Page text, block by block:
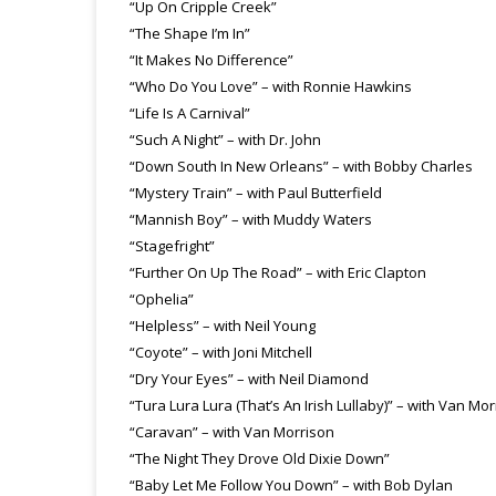
“Up On Cripple Creek”
“The Shape I’m In”
“It Makes No Difference”
“Who Do You Love” – with Ronnie Hawkins
“Life Is A Carnival”
“Such A Night” – with Dr. John
“Down South In New Orleans” – with Bobby Charles
“Mystery Train” – with Paul Butterfield
“Mannish Boy” – with Muddy Waters
“Stagefright”
“Further On Up The Road” – with Eric Clapton
“Ophelia”
“Helpless” – with Neil Young
“Coyote” – with Joni Mitchell
“Dry Your Eyes” – with Neil Diamond
“Tura Lura Lura (That’s An Irish Lullaby)” – with Van
“Caravan” – with Van Morrison
“The Night They Drove Old Dixie Down”
“Baby Let Me Follow You Down” – with Bob Dylan